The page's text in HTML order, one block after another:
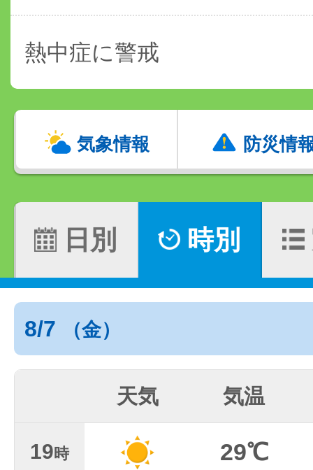
熱中症に警戒
気象情報 防災情
日別 時別
8/7 （金）
天気 気温
19時 29℃